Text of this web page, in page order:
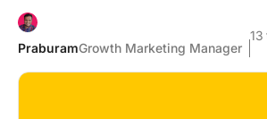
PraburamGrowth Marketing Manager